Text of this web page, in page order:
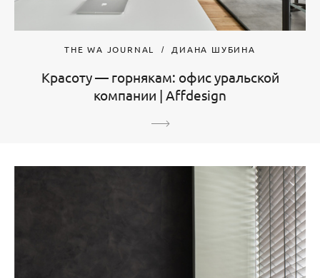
THE WA JOURNAL ДИАНА ШУБИНА
Красоту — горнякам: офис уральской
компании | Affdesign